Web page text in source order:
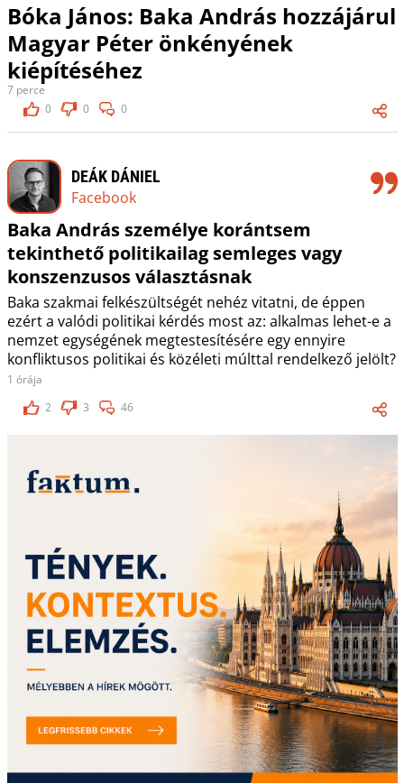
Bóka János: Baka András hozzájárul
Magyar Péter önkényének
kiépítéséhez
7 perce
0
0 0
DEÁK DÁNIEL
Facebook
Baka András személye korántsem
tekinthető politikailag semleges vagy
konszenzusos választásnak
Baka szakmai felkészültségét nehéz vitatni, de éppen
ezért a valódi politikai kérdés most az: alkalmas lehet-e a
nemzet egységének megtestesítésére egy ennyire
konfliktusos politikai és közéleti múlttal rendelkező jelölt?
1 órája
2
3 46